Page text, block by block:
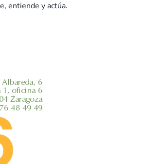
entiende y actúa.